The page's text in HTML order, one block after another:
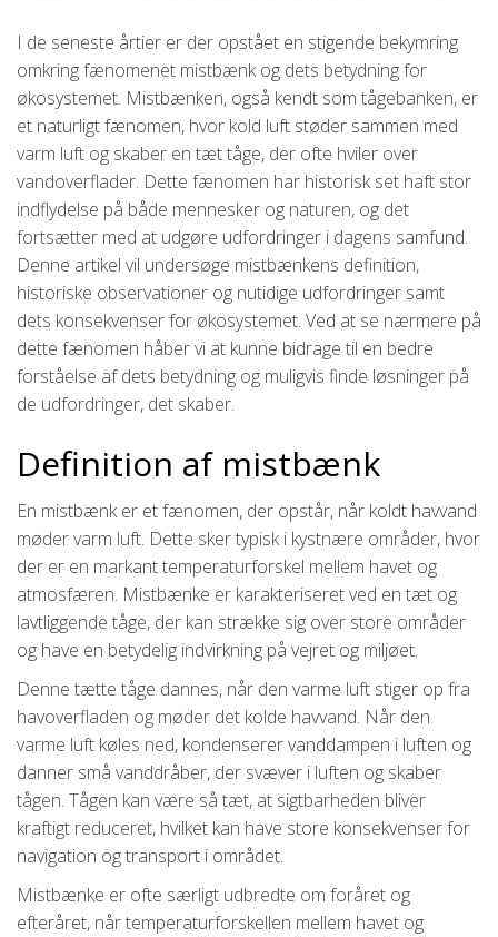
I de seneste årtier er der opstået en stigende bekymring
omkring fænomenet mistbænk og dets betydning for
økosystemet. Mistbænken, også kendt som tågebanken, er
et naturligt fænomen, hvor kold luft støder sammen med
varm luft og skaber en tæt tåge, der ofte hviler over
vandoverflader. Dette fænomen har historisk set haft stor
indflydelse på både mennesker og naturen, og det
fortsætter med at udgøre udfordringer i dagens samfund.
Denne artikel vil undersøge mistbænkens definition,
historiske observationer og nutidige udfordringer samt
dets konsekvenser for økosystemet. Ved at se nærmere på
dette fænomen håber vi at kunne bidrage til en bedre
forståelse af dets betydning og muligvis finde løsninger på
de udfordringer, det skaber.
Definition af mistbænk
En mistbænk er et fænomen, der opstår, når koldt havvand
møder varm luft. Dette sker typisk i kystnære områder, hvor
der er en markant temperaturforskel mellem havet og
atmosfæren. Mistbænke er karakteriseret ved en tæt og
lavtliggende tåge, der kan strække sig over store områder
og have en betydelig indvirkning på vejret og miljøet.
Denne tætte tåge dannes, når den varme luft stiger op fra
havoverfladen og møder det kolde havvand. Når den
varme luft køles ned, kondenserer vanddampen i luften og
danner små vanddråber, der svæver i luften og skaber
tågen. Tågen kan være så tæt, at sigtbarheden bliver
kraftigt reduceret, hvilket kan have store konsekvenser for
navigation og transport i området.
Mistbænke er ofte særligt udbredte om foråret og
efteråret, når temperaturforskellen mellem havet og